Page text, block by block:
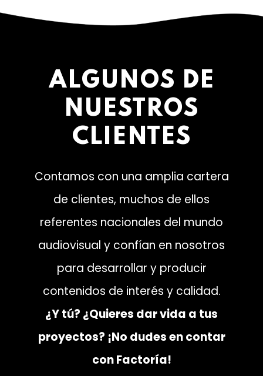
ALGUNOS DE
NUESTROS
CLIENTES
Contamos con una amplia cartera
de clientes, muchos de ellos
referentes nacionales del mundo
audiovisual y confían en nosotros
para desarrollar y producir
contenidos de interés y calidad.
¿Y tú? ¿Quieres dar vida a tus
proyectos? ¡No dudes en contar
con Factoría!